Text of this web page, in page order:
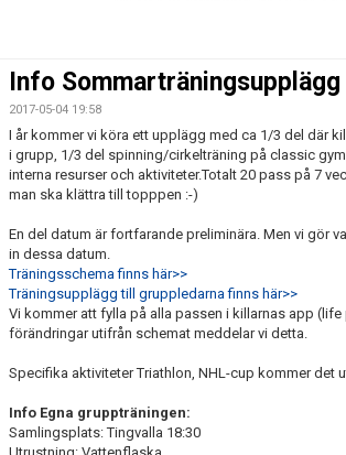
BILDGALLERI
DOKUMENT
KONTAKT
MATCHER
Info Sommarträningsupplägg
2017-05-04 19:58
I år kommer vi köra ett upplägg med ca 1/3 del där
i grupp, 1/3 del spinning/cirkelträning på classic
interna resurser och aktiviteter.Totalt 20 pass på 7
man ska klättra till topppen :-)
En del datum är fortfarande preliminära. Men vi gör
in dessa datum.
Träningsschema finns här>>
Träningsupplägg till gruppledarna finns här>>
Vi kommer att fylla på alla passen i killarnas app
förändringar utifrån schemat meddelar vi detta.
Specifika aktiviteter Triathlon, NHL-cup kommer det
Info Egna gruppträningen:
Samlingsplats: Tingvalla 18:30